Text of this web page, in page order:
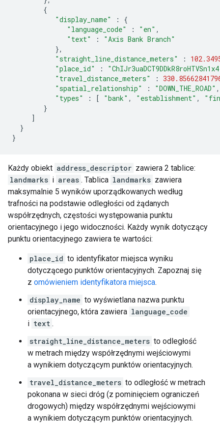
{
"display_name"
:
{
"language_code"
: "en" ,
"text"
:
"Axis Bank Branch"
},
"straight_line_distance_meters"
:
"place_id"
:
"travel_distance_meters"
:
"spatial_relationship"
: "DOWN_THE_ROAD" ,
"types"
: [ "bank" , "establishment" ,
}
]
}
}
Każdy obiekt address_descriptor zawiera 2 tablice:
landmarks i areas . Tablica landmarks zawiera
maksymalnie 5 wyników uporządkowanych według
trafności na podstawie odległości od żądanych
współrzędnych, częstości występowania punktu
orientacyjnego i jego widoczności. Każdy wynik dotyczący
punktu orientacyjnego zawiera te wartości:
place_id to identyfikator miejsca wyniku
dotyczącego punktów orientacyjnych. Zapoznaj się
z omówieniem identyfikatora miejsca.
display_name to wyświetlana nazwa punktu
orientacyjnego, która zawiera language_code
i text .
straight_line_distance_meters to odległość
w metrach między współrzędnymi wejściowymi
a wynikiem dotyczącym punktów orientacyjnych.
travel_distance_meters to odległość w metrach
pokonana w sieci dróg (z pominięciem ograniczeń
drogowych) między współrzędnymi wejściowymi
a wynikiem dotyczącym punktów orientacyjnych.